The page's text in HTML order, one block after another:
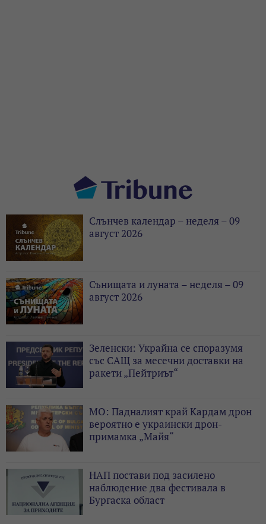
Слънчев календар – неделя – 09
август 2026
Сънищата и луната – неделя – 09
август 2026
Зеленски: Украйна се споразумя
със САЩ за месечни доставки на
ракети „Пейтриът“
МО: Падналият край Кардам дрон
вероятно е украински дрон-
примамка „Майя“
НАП постави под засилено
наблюдение два фестивала в
Бургаска област